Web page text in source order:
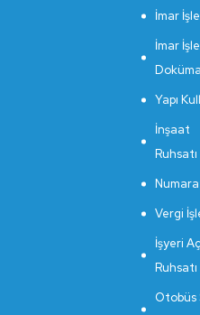
İmar
İmar
Yapı
İnşaat
Ruhsatı
Vergi
İşyeri
Ruhsatı